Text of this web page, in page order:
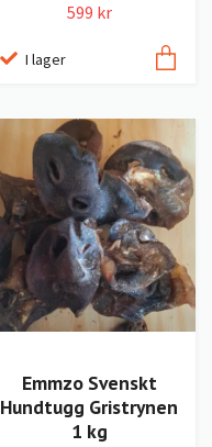
599 kr
I lager
Emmzo Svenskt
Hundtugg Gristrynen
1 kg